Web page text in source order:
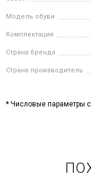
Модель обуви
Комплектация
Страна бренда
Страна производитель
* Числовые параметры